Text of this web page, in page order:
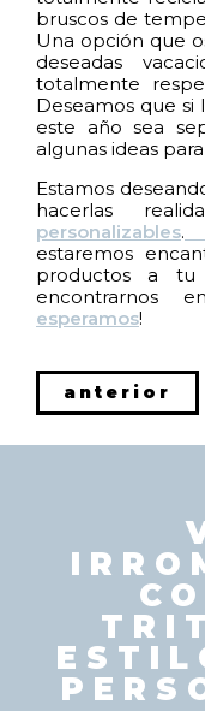
bruscos de
Una opción que
deseadas
totalmente
Deseamos que si
este año sea
algunas ideas
Estamos
hacerlas
personalizables.
estaremos
productos a tu
encontrarnos en
esperamos!
anterior